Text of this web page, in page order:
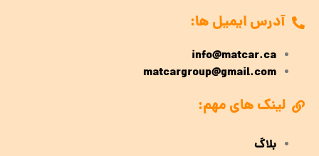
آدرس ایمیل ها:
info@matcar.ca
matcargroup@gmail.com
لینک های مهم:
بلاگ